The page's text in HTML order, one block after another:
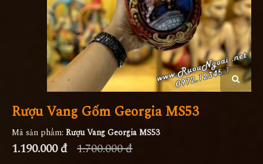
Rượu Vang Gốm Georgia MS53
Mã sản phẩm: Rượu Vang Georgia MS53
1.190.000 đ 1.700.000 đ